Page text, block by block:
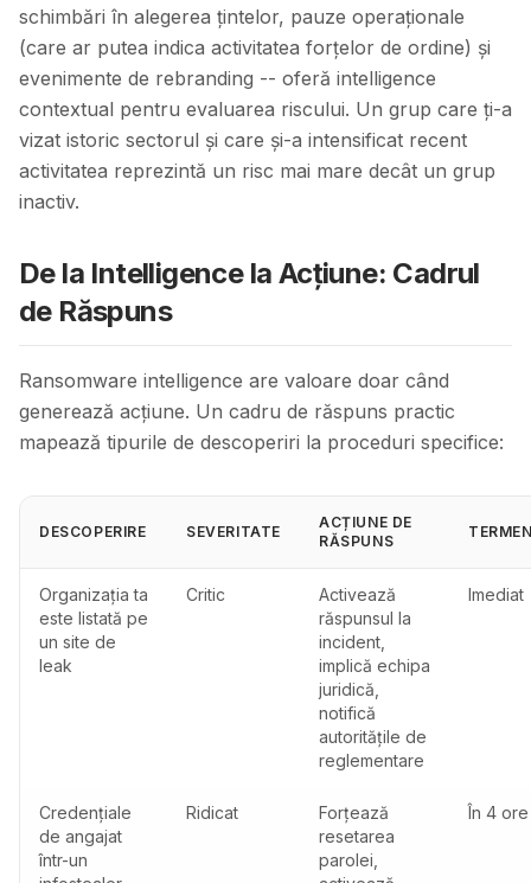
schimbări în alegerea țintelor, pauze operaționale
(care ar putea indica activitatea forțelor de ordine) și
evenimente de rebranding -- oferă intelligence
contextual pentru evaluarea riscului. Un grup care ți-a
vizat istoric sectorul și care și-a intensificat recent
activitatea reprezintă un risc mai mare decât un grup
inactiv.
De la Intelligence la Acțiune: Cadrul
de Răspuns
Ransomware intelligence are valoare doar când
generează acțiune. Un cadru de răspuns practic
mapează tipurile de descoperiri la proceduri specifice:
DESCOPERIRE SEVERITATE
ACȚIUNE DE
RĂSPUNS
Organizația ta
este listată pe
un site de
leak
Critic
Activează
răspunsul la
incident,
implică echipa
juridică,
notifică
autoritățile de
reglementare
Imediat
Credențiale
de angajat
într-un
Ridicat
Forțează
resetarea
parolei,
În 4 ore